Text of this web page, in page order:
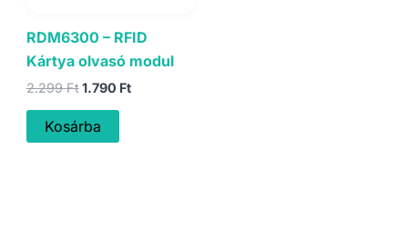
RDM6300 – RFID
Kártya olvasó modul
2.299FtOriginal
was:
2.299 Ft.
1.790 FtCurrent
Kosárba